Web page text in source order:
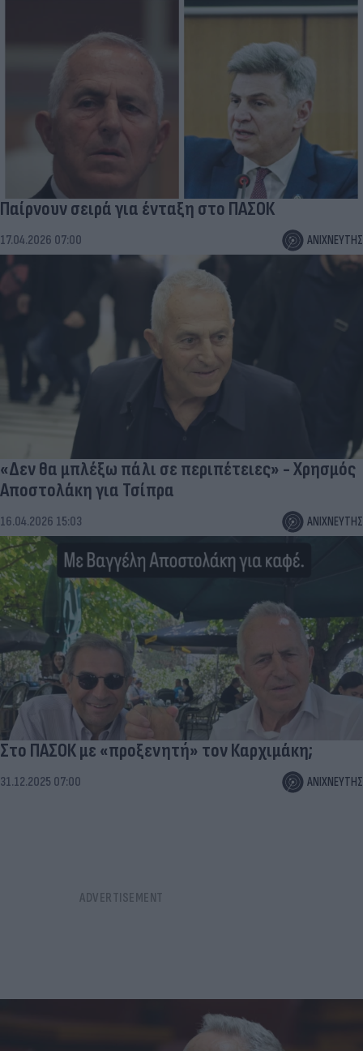
Παίρνουν σειρά για ένταξη στο ΠΑΣΟΚ
17.04.2026 07:00 ΑΝΙΧΝΕΥΤΗΣ
«Δεν θα μπλέξω πάλι σε περιπέτειες» - Χρησμός
Αποστολάκη για Τσίπρα
16.04.2026 15:03 ΑΝΙΧΝΕΥΤΗΣ
Στο ΠΑΣΟΚ με «προξενητή» τον Καρχιμάκη;
31.12.2025 07:00 ΑΝΙΧΝΕΥΤΗΣ